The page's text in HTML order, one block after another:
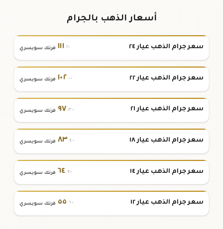
أسعار الذهب بالجرام
سعر جرام الذهب عيار ٢٤ ١١١.٢٠ فرنك سويسري
سعر جرام الذهب عيار ٢٢ ١٠٢.٠٠ فرنك سويسري
سعر جرام الذهب عيار ٢١ ٩٧.٣٠ فرنك سويسري
سعر جرام الذهب عيار ١٨ ٨٣.٤٠ فرنك سويسري
سعر جرام الذهب عيار ١٤ ٦٤.٩٠ فرنك سويسري
سعر جرام الذهب عيار ١٢ ٥٥ .٦٠ فرنك سويسري